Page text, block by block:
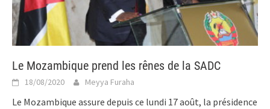
Le Mozambique prend les rênes de la SADC
18/08/2020 Meyya Furaha
Le Mozambique assure depuis ce lundi 17 août, la présidence